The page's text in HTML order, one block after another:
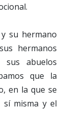
su hermano
hermanos
sus abuelos
que la
en la que se
sí misma y el